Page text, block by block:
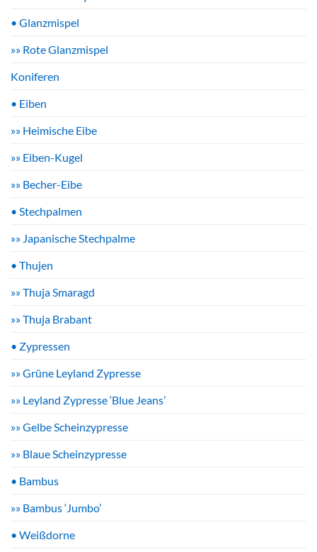
• Glanzmispel
»» Rote Glanzmispel
Koniferen
• Eiben
»» Heimische Eibe
»» Eiben-Kugel
»» Becher-Eibe
• Stechpalmen
»» Japanische Stechpalme
• Thujen
»» Thuja Smaragd
»» Thuja Brabant
• Zypressen
»» Grüne Leyland Zypresse
»» Leyland Zypresse ‘Blue Jeans’
»» Gelbe Scheinzypresse
»» Blaue Scheinzypresse
• Bambus
»» Bambus ‘Jumbo’
• Weißdorne